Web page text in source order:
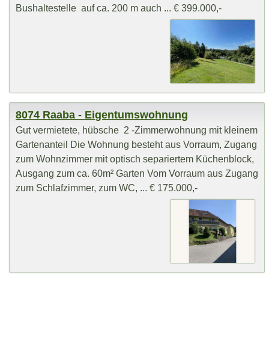
Bushaltestelle auf ca. 200 m auch ... € 399.000,-
8074 Raaba - Eigentumswohnung
Gut vermietete, hübsche 2 -Zimmerwohnung mit kleinem
Gartenanteil Die Wohnung besteht aus Vorraum, Zugang
zum Wohnzimmer mit optisch separiertem Küchenblock,
Ausgang zum ca. 60m² Garten Vom Vorraum aus Zugang
zum Schlafzimmer, zum WC, ... € 175.000,-